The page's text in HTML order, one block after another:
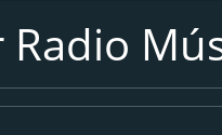
Radio